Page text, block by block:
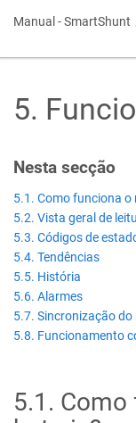
Manual -SmartShunt
5.
Nesta secção
5.1. Como funciona
5.2. Vista geral de
5.3. Códigos de
5.4. Tendências
5.5. História
5.6. Alarmes
5.7. Sincronização
5.8. Funcionamento
5.1 . Como